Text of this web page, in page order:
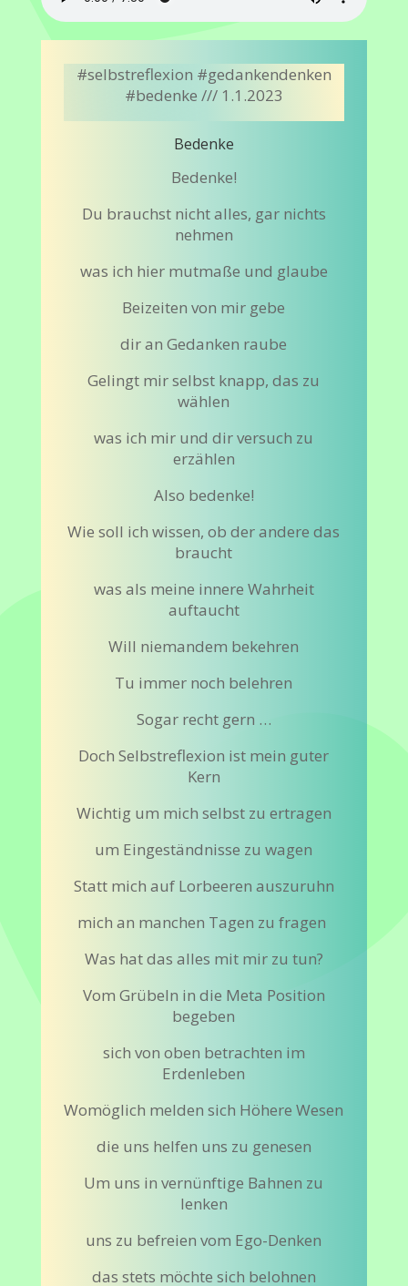
#selbstreflexion #gedankendenken
#bedenke /// 1.1.2023
Bedenke
Bedenke!
Du brauchst nicht alles, gar nichts
nehmen
was ich hier mutmaße und glaube
Beizeiten von mir gebe
dir an Gedanken raube
Gelingt mir selbst knapp, das zu
wählen
was ich mir und dir versuch zu
erzählen
Also bedenke!
Wie soll ich wissen, ob der andere das
braucht
was als meine innere Wahrheit
auftaucht
Will niemandem bekehren
Tu immer noch belehren
Sogar recht gern …
Doch Selbstreflexion ist mein guter
Kern
Wichtig um mich selbst zu ertragen
um Eingeständnisse zu wagen
Statt mich auf Lorbeeren auszuruhn
mich an manchen Tagen zu fragen
Was hat das alles mit mir zu tun?
Vom Grübeln in die Meta Position
begeben
sich von oben betrachten im
Erdenleben
Womöglich melden sich Höhere Wesen
die uns helfen uns zu genesen
Um uns in vernünftige Bahnen zu
lenken
uns zu befreien vom Ego-Denken
das stets möchte sich belohnen